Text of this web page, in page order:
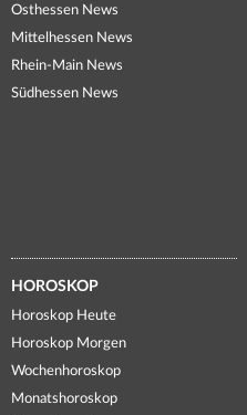
Osthessen News
Mittelhessen News
Rhein-Main News
Südhessen News
HOROSKOP
Horoskop Heute
Horoskop Morgen
Wochenhoroskop
Monatshoroskop